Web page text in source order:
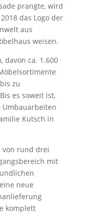
prangte, wird
das Logo der
aus
weisen.
davon ca. 1.600
zu
es soweit ist,
Kutsch in
von rund drei
mit
neue
komplett